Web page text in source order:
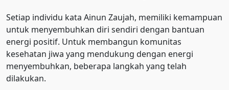
Setiap individu kata Ainun Zaujah, memiliki kemampuan
untuk menyembuhkan diri sendiri dengan bantuan
energi positif. Untuk membangun komunitas
kesehatan jiwa yang mendukung dengan energi
menyembuhkan, beberapa langkah yang telah
dilakukan.